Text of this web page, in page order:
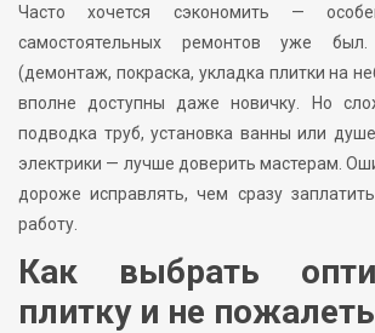
Часто хочется сэкономить —
самостоятельных ремонтов уже
(демонтаж, покраска, укладка плитки на
вполне доступны даже новичку. Но
подводка труб, установка ванны или
электрики — лучше доверить мастерам.
дороже исправлять, чем сразу
работу.
Как выбрать
плитку и не